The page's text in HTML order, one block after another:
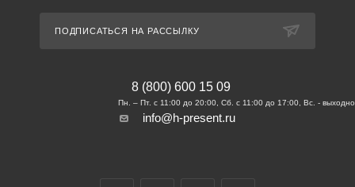
ПОДПИСАТЬСЯ НА РАССЫЛКУ
8 (800) 600 15 09
info@h-present.ru